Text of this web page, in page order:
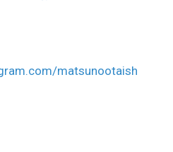
matsunootaish